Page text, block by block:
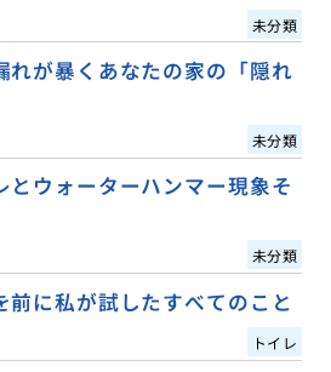
未分類
れが暴くあなたの家の「隠れ
未分類
とウォーターハンマー現象そ
未分類
前に私が試したすべてのこと
トイレ